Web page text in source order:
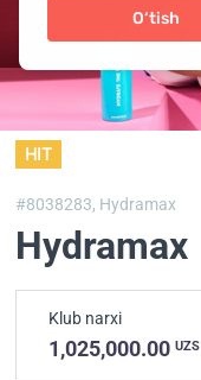
O‘tish
HIT
#8038283, Hydramax
Hydramax
Klub narxi
1,025,000.00 UZS